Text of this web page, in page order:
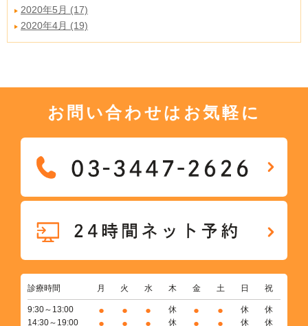
2020年5月 (17)
2020年4月 (19)
お問い合わせはお気軽に
診療時間 月 火 水 木 金 土 日 祝
9:30～13:00 ● ● ● 休 ● ● 休
休
14:30～19:00
● ● ● 休 ● ● 休 休